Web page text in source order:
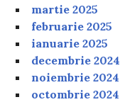
martie 2025
februarie 2025
ianuarie 2025
decembrie 2024
noiembrie 2024
octombrie 2024